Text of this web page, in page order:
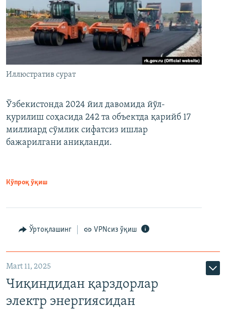
Иллюстратив сурат
Ўзбекистонда 2024 йил давомида йўл-
қурилиш соҳасида 242 та объектда қарийб 17
миллиард сўмлик сифатсиз ишлар
бажарилгани аниқланди.
Кўпроқ ўқиш
Ўртоқлашинг VPNсиз ўқиш
Mart 11, 2025
Чиқиндидан қарздорлар
электр энергиясидан